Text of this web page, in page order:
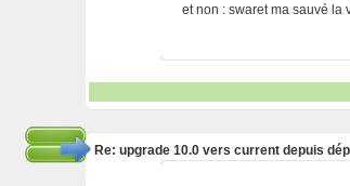
et non : swaret ma sauvé la
Re: upgrade 10.0 vers current depuis